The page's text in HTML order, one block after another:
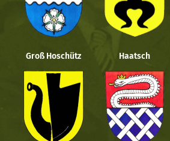
Groß Hoschütz Haatsch